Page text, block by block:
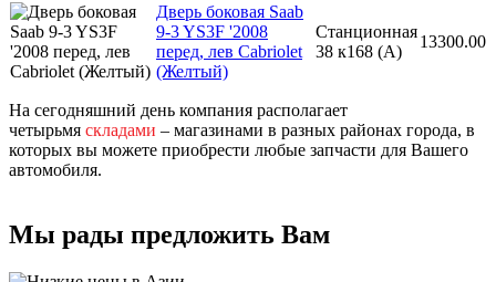
Дверь боковая Saab
9-3 YS3F '2008
перед, лев Cabriolet
(Желтый)
Станционная
38 к168 (A)
13300.00
На сегодняшний день компания располагает
четырьмя складами – магазинами в разных районах города, в
которых вы можете приобрести любые запчасти для Вашего
автомобиля.
Мы рады предложить Вам